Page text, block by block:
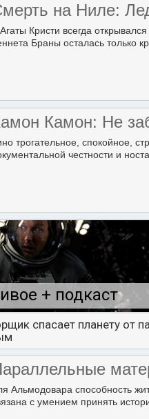
на Ниле:
Кристи всегда
Браны осталась только
Камон: Не
трогательное, спокойное,
честности и
+ подкаст
спасает планету
Альмодовара способность
с умением принять